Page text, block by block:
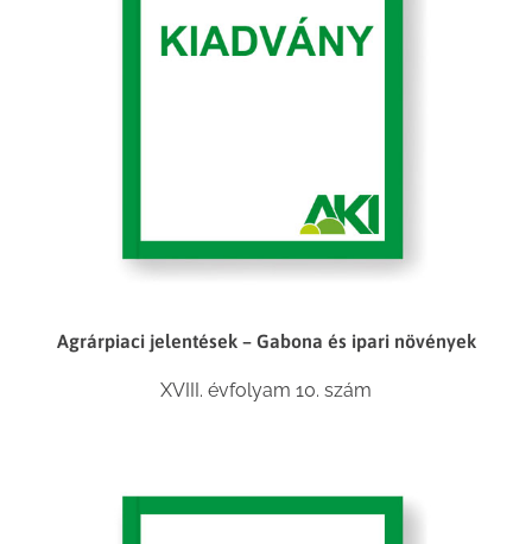
Agrárpiaci jelentések – Gabona és ipari növények
XVIII. évfolyam 10. szám